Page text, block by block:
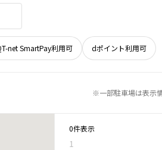
net SmartPay利用可 dポイント利用可
※一部駐車場は表示
0件表示
1